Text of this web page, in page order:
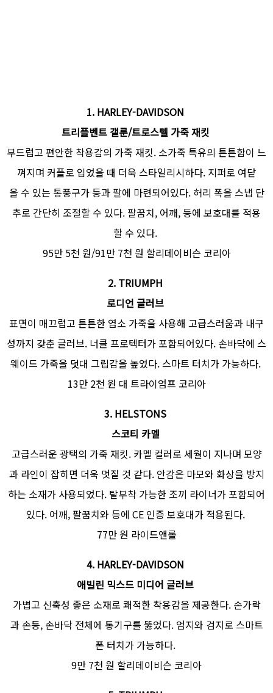
1. HARLEY-DAVIDSON
트리플벤트 갤룬/트로스텔 가죽 재킷
부드럽고 편안한 착용감의 가죽 재킷. 소가죽 특유의 튼튼함이 느
껴지며 커플로 입었을 때 더욱 스타일리시하다. 지퍼로 여닫
을 수 있는 통풍구가 등과 팔에 마련되어있다. 허리 폭을 스냅 단
추로 간단히 조절할 수 있다. 팔꿈치, 어깨, 등에 보호대를 적용
할 수 있다.
95만 5천 원/91만 7천 원 할리데이비슨 코리아
2. TRIUMPH
로디언 글러브
표면이 매끄럽고 튼튼한 염소 가죽을 사용해 고급스러움과 내구
성까지 갖춘 글러브. 너클 프로텍터가 포함되어있다. 손바닥에 스
웨이드 가죽을 덧대 그립감을 높였다. 스마트 터치가 가능하다.
13만 2천 원 대 트라이엄프 코리아
3. HELSTONS
스코티 카멜
고급스러운 광택의 가죽 재킷. 카멜 컬러로 세월이 지나며 모양
과 라인이 잡히면 더욱 멋질 것 같다. 안감은 마모와 화상을 방지
하는 소재가 사용되었다. 탈부착 가능한 조끼 라이너가 포함되어
있다. 어깨, 팔꿈치와 등에 CE 인증 보호대가 적용된다.
77만 원 라이드앤롤
4. HARLEY-DAVIDSON
애빌린 믹스드 미디어 글러브
가볍고 신축성 좋은 소재로 쾌적한 착용감을 제공한다. 손가락
과 손등, 손바닥 전체에 통기구를 뚫었다. 엄지와 검지로 스마트
폰 터치가 가능하다.
9만 7천 원 할리데이비슨 코리아